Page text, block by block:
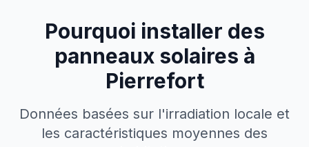
Pourquoi installer des
panneaux solaires à
Pierrefort
Données basées sur l'irradiation locale et
les caractéristiques moyennes des